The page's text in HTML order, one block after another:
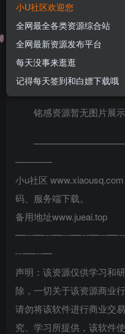
U酱！
1年前更新
小U社区wd奇门遁
建视频
铭感资源暂无图片展
————
小u社区
码、服务端下载。
备用地址www.jueai.top
┅━┅━
声明：该资源仅供学习和
除，一切关于该资源商业
请勿将该软件进行商业交
究、学习所提供，该软件
小U社区欢迎您
全网最全各类资源综合站
全网最新资源发布平台
每天没事来逛逛
记得每天签到和白嫖下载哦